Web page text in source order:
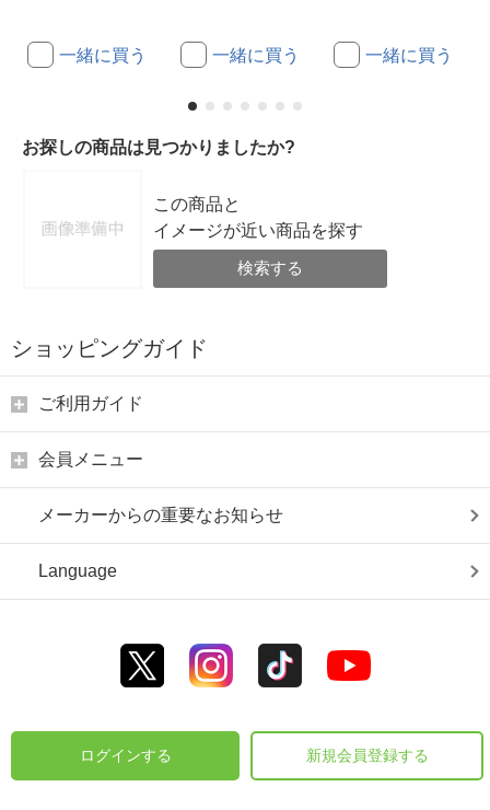
一緒に買う 一緒に買う 一緒に買う
お探しの商品は見つかりましたか?
この商品と
イメージが近い商品を探す
検索する
ショッピングガイド
ご利用ガイド
会員メニュー
メーカーからの重要なお知らせ
Language
ログインする 新規会員登録する